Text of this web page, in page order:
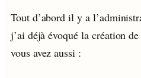
Tout d’abord il y a
j’ai déjà évoqué la création
vous avez aussi :